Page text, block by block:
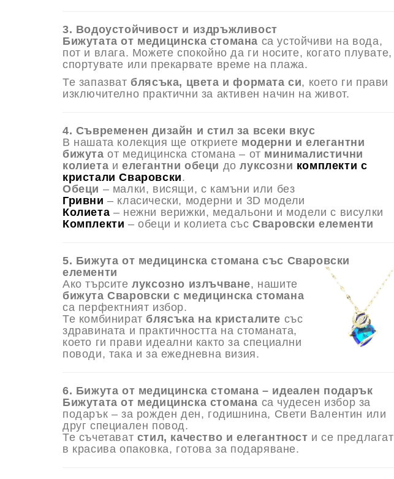
3. Водоустойчивост и издръжливост
Бижутата от медицинска стомана са устойчиви на вода,
пот и влага. Можете спокойно да ги носите, когато плувате,
спортувате или прекарвате време на плажа.
Те запазват блясъка, цвета и формата си, което ги прави
изключително практични за активен начин на живот.
4. Съвременен дизайн и стил за всеки вкус
В нашата колекция ще откриете модерни и елегантни
бижута от медицинска стомана – от минималистични
колиета иелегантни обеци долуксозни комплекти с
кристали Сваровски.
Обeци – малки, висящи, с камъни или без
Гривни – класически, модерни и 3D модели
Колиета – нежни верижки, медальони и модели с висулки
Комплекти – обеци и колиета съсСваровски елементи
5. Бижута от медицинска стомана със Сваровски
елементи
Ако търсителуксозно излъчване, нашите
бижута Сваровски с медицинска стомана
са перфектният избор.
Те комбинират блясъка на кристалите със
здравината и практичността на стоманата,
което ги прави идеални както за специални
поводи, така и за ежедневна визия.
6. Бижута от медицинска стомана – идеален подарък
Бижутата от медицинска стомана са чудесен избор за
подарък – за рожден ден, годишнина, Свети Валентин или
друг специален повод.
Те съчетават стил, качество и елегантност и се предлагат
в красива опаковка, готова за подаряване.